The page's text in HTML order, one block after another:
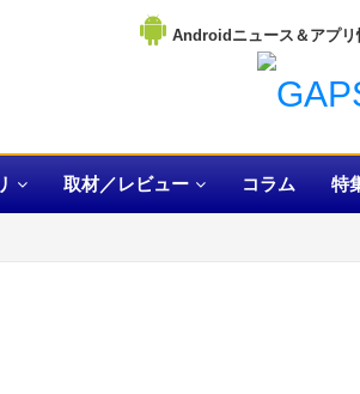
Androidニュース＆アプリ
取材／レビュー コラム 特